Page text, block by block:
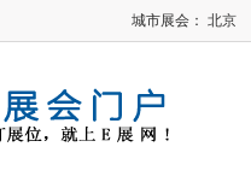
城市展会： 北京